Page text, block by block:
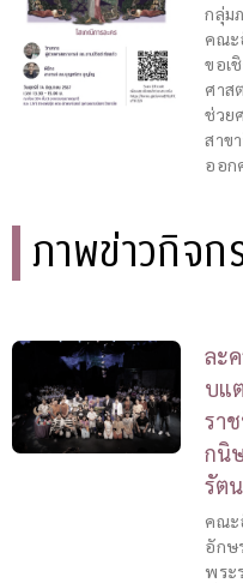
กลุ่ม
คณะ
ขอเ
ศาส
ช่วย
สาข
ออก
ภาพข่าวกิจก
ละ
บแ
รา
กนิ
รัต
คณะ
อักษ
พระ